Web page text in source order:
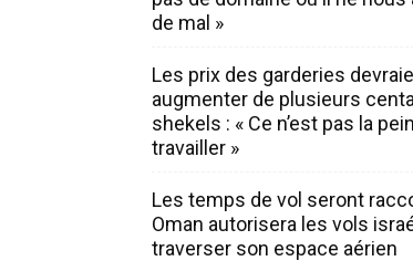
de mal »
Les prix des garderies
augmenter de plusieurs
shekels : « Ce n’est pas la
travailler »
Les temps de vol seront
Oman autorisera les vols
traverser son espace aérien